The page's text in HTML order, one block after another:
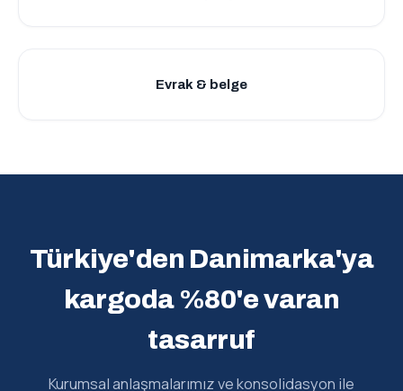
Evrak & belge
Türkiye'den Danimarka'ya
kargoda %80'e varan
tasarruf
Kurumsal anlaşmalarımız ve konsolidasyon ile